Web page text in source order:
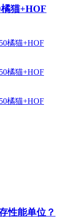
猫+HOF
性能单位？